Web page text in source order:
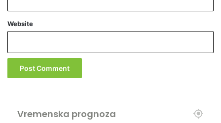
Website
Vremenska prognoza